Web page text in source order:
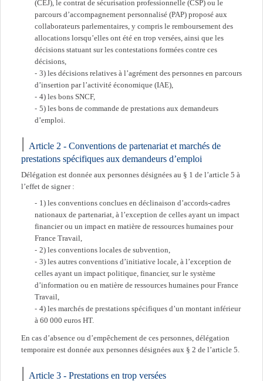
(CEJ), le contrat de sécurisation professionnelle (CSP) ou le
parcours d’accompagnement personnalisé (PAP) proposé aux
collaborateurs parlementaires, y compris le remboursement des
allocations lorsqu’elles ont été en trop versées, ainsi que les
décisions statuant sur les contestations formées contre ces
décisions,
3) les décisions relatives à l’agrément des personnes en parcours
d’insertion par l’activité économique (IAE),
4) les bons SNCF,
5) les bons de commande de prestations aux demandeurs
d’emploi.
Article 2 - Conventions de partenariat et marchés de
prestations spécifiques aux demandeurs d’emploi
Délégation est donnée aux personnes désignées au § 1 de l’article 5 à
l’effet de signer :
1) les conventions conclues en déclinaison d’accords-cadres
nationaux de partenariat, à l’exception de celles ayant un impact
financier ou un impact en matière de ressources humaines pour
France Travail,
2) les conventions locales de subvention,
3) les autres conventions d’initiative locale, à l’exception de
celles ayant un impact politique, financier, sur le système
d’information ou en matière de ressources humaines pour France
Travail,
4) les marchés de prestations spécifiques d’un montant inférieur
à 60 000 euros HT.
En cas d’absence ou d’empêchement de ces personnes, délégation
temporaire est donnée aux personnes désignées aux § 2 de l’article 5.
Article 3 - Prestations en trop versées